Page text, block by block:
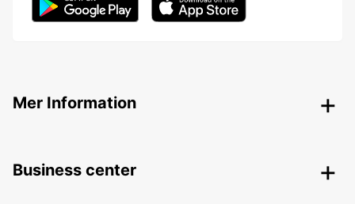
Mer Information
Business center